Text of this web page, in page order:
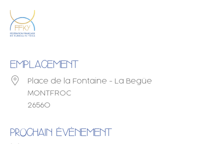
EMPLACEMENT
Place de la Fontaine - La Begüe
MONTFROC
26560
PROCHAIN ÉVÈNEMENT